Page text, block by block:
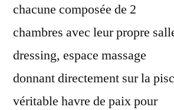
chacune composée de 2
chambres avec leur propre
dressing, espace massage
donnant directement sur la
véritable havre de paix pour